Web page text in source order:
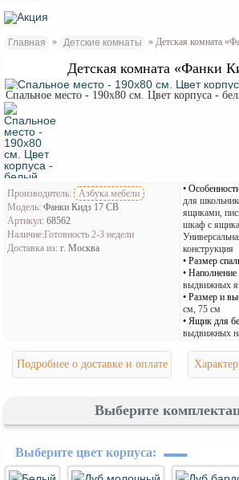
Главная » Детские комнаты » Детская комната
Детская комната «Фанки
Спальное место - 190х80 см. Цвет корпуса -
Производитель:
Азбука мебели
Модель: Фанки Кидз 17 СВ
Артикул: 68562
Наличие:Готовность 2-3 недели
Доставка из: г. Москва
для
ящиками,
шкаф с
конструкция
Размер
выдвижных
Размер и
см, 75 см
Ящик для
выдвижных
Подробнее о доставке и оплате
Выберите
Выберите цвет корпуса: